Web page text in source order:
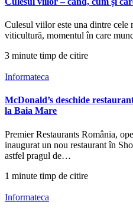
Culesul viilor este una dintre cele
viticultură, momentul în care
3 minute timp de citire
Informateca
McDonald’s deschide
la Baia Mare
Premier Restaurants România,
inaugurat un nou restaurant în
astfel pragul de…
1 minute timp de citire
Informateca